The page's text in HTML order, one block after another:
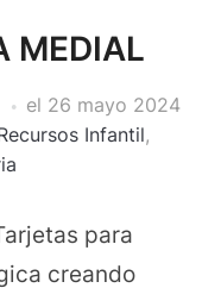
MEDIAL
el 26 mayo 2024
Infantil,
para
creando